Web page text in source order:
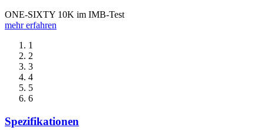
ONE-SIXTY 10K im IMB-Test
mehr erfahren
1
2
3
4
5
6
Spezifikationen